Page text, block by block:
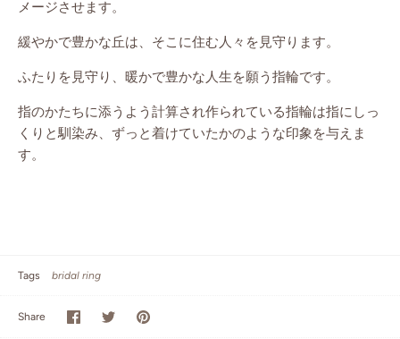
メージさせます。
緩やかで豊かな丘は、そこに住む人々を見守ります。
ふたりを見守り、暖かで豊かな人生を願う指輪です。
指のかたちに添うよう計算され作られている指輪は指にしっ
くりと馴染み、ずっと着けていたかのような印象を与えま
す。
Tags bridal ring
Share
Share
on
SharePin